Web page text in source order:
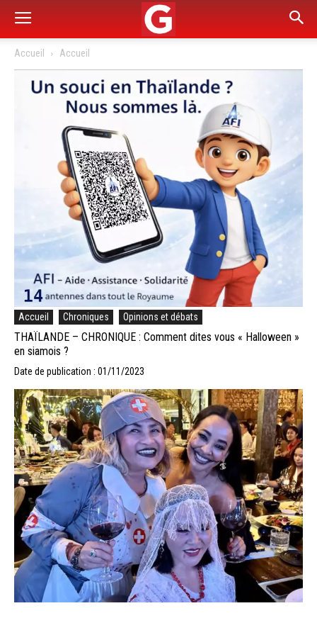
Accueil Accueil
Accueil Chroniques Opinions et débats
THAÏLANDE – CHRONIQUE : Comment dites vous « Halloween »
en siamois ?
Date de publication : 01/11/2023